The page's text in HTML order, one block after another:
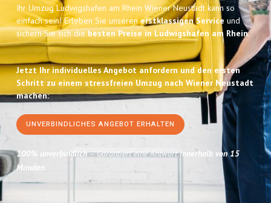
Ihr Umzug Ludwigshafen am Rhein Wiener Neustadt kann so
einfach sein! Erleben Sie unserenerstklassigen Service und
sichern Sie sich diebesten Preise in Ludwigshafen am Rhein.
Jetzt Ihr individuelles Angebot anfordern und den ersten
Schritt zu einem stressfreien Umzug nach Wiener Neustadt
machen:
UNVERBINDLICHES ANGEBOT ERHALTEN
100% unverbindlich– Garantiert eine Antwortinnerhalb von 15
Minuten